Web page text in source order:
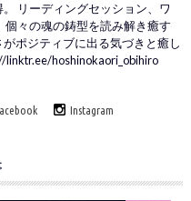
リーディングセッション、ワ
個々の魂の鋳型を読み解き癒す
ポジティブに出る気づきと癒し
linktr.ee/hoshinokaori_obihiro
Instagram